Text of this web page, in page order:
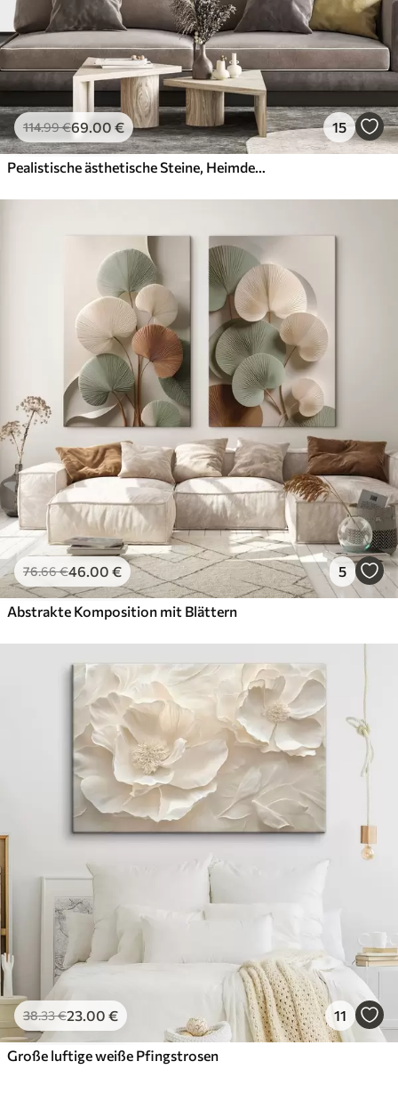
114.99€69.00 € 15
Pealistische ästhetische Steine, Heimdekoration, natürliche Beleuchtung
76.66€46.00 € 5
Abstrakte Komposition mit Blättern
38.33€23.00 € 11
Große luftige weiße Pfingstrosen